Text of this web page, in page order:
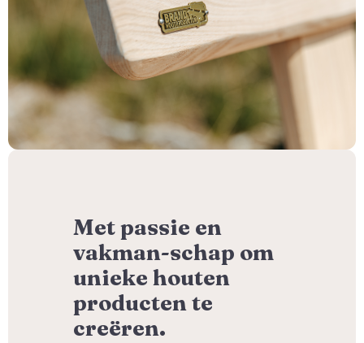
Met passie en
vakman-schap om
unieke houten
producten te
creëren.